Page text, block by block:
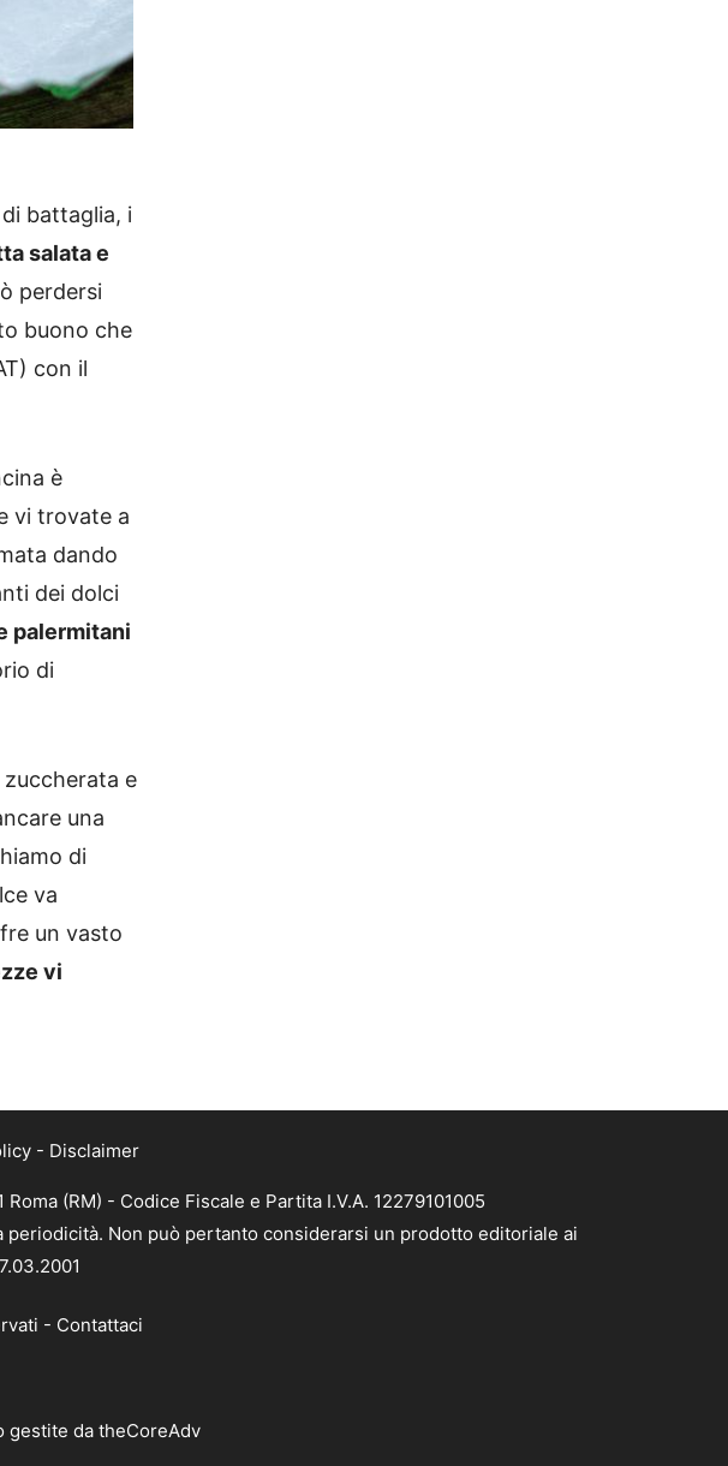
battaglia, i
salata e
perdersi
buono che
con il
è
vi trovate a
dando
dei dolci
palermitani
di
e
una
di
va
un vasto
vi
- Disclaimer
(RM) - Codice Fiscale e Partita I.V.A. 12279101005
Non può pertanto considerarsi un prodotto editoriale ai
- Contattaci
gestite da theCoreAdv